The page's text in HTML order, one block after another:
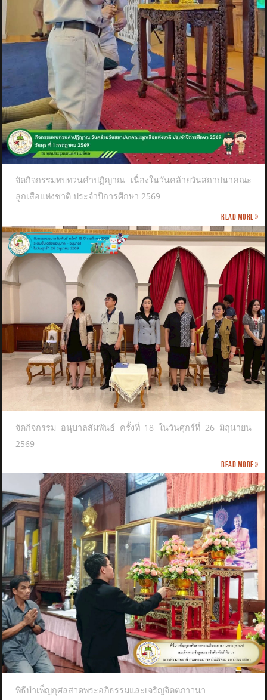
จัดกิจกรรมทบทวนคำปฏิญาณ เนื่องในวันคล้ายวันสถาปนาคณะ
ลูกเสือแห่งชาติ​ ประจำปีการศึกษา 2569
Read more »
จัดกิจกรรม อนุบาลสัมพันธ์ ครั้งที่ 18 ในวันศุกร์ที่ 26 มิถุนายน
2569
Read more »
พิธีบำเพ็ญกุศลสวดพระอภิธรรมและเจริญจิตตภาวนา